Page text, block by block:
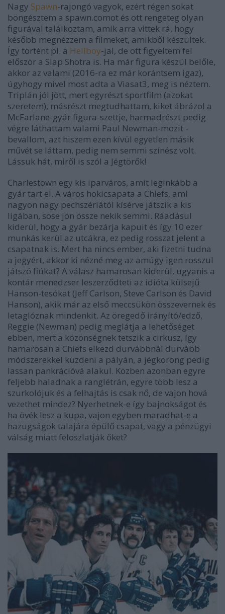
Nagy Spawn-rajongó vagyok, ezért régen sokat
böngésztem a spawn.comot és ott rengeteg olyan
figurával találkoztam, amik arra vittek rá, hogy
később megnézzem a filmeket, amikből készültek.
Így történt pl. a Hellboy-jal, de ott figyeltem fel
először a Slap Shotra is. Ha már figura készül belőle,
akkor az valami (2016-ra ez már korántsem igaz),
úgyhogy mivel most adta a Viasat3, meg is néztem.
Triplán jól jött, mert egyrészt sportfilm (azokat
szeretem), másrészt megtudhattam, kiket ábrázol a
McFarlane-gyár figura-szettje, harmadrészt pedig
végre láthattam valami Paul Newman-mozit -
bevallom, azt hiszem ezen kívül egyetlen másik
művét se láttam, pedig nem semmi színész volt.
Lássuk hát, miről is szól a Jégtörők!
Charlestown egy kis iparváros, amit leginkább a
gyár tart el. A város hokicsapata a Chiefs, ami
nagyon nagy pechszériától kísérve játszik a kis
ligában, sose jön össze nekik semmi. Ráadásul
kiderül, hogy a gyár bezárja kapuit és így 10 ezer
munkás kerül az utcákra, ez pedig rosszat jelent a
csapatnak is. Mert ha nincs ember, aki fizetni tudna
a jegyért, akkor ki nézné meg az amúgy igen rosszul
játszó fiúkat? A válasz hamarosan kiderül, ugyanis a
kontár menedzser leszerződteti az idióta külsejű
Hanson-tesókat (Jeff Carlson, Steve Carlson és David
Hanson), akik már az első meccsükön összevernek és
letaglóznak mindenkit. Az öregedő irányító/edző,
Reggie (Newman) pedig meglátja a lehetőséget
ebben, mert a közönségnek tetszik a cirkusz, így
hamarosan a Chiefs elkezd durvábbnál durvább
módszerekkel küzdeni a pályán, a jégkorong pedig
lassan pankrációvá alakul. Közben azonban egyre
feljebb haladnak a ranglétrán, egyre több lesz a
szurkolójuk és a felhajtás is csak nő, de vajon hová
vezethet mindez? Nyerhetnek-e így bajnokságot és
ha övék lesz a kupa, vajon egyben maradhat-e a
hazugságok talajára épülő csapat, vagy a pénzügyi
válság miatt feloszlatják őket?